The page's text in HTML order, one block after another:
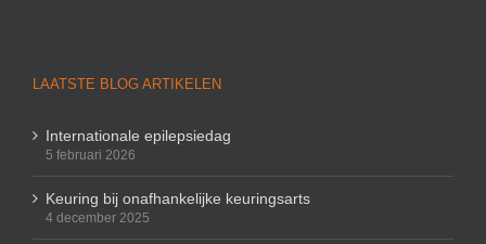
LAATSTE BLOG ARTIKELEN
Internationale epilepsiedag
5 februari 2026
Keuring bij onafhankelijke keuringsarts
4 december 2025